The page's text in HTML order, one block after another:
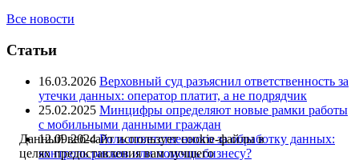
Все новости
Статьи
16.03.2026 Верховный суд разъяснил ответственность за
утечки данных: оператор платит, а не подрядчик
25.02.2025 Минцифры определяют новые рамки работы
с мобильными данными граждан
12.09.2024 Роль ответственного за обработку данных:
контроль рисков или помощь бизнесу?
Данный веб-сайт использует cookie-файлы в
целях предоставления вам лучшего